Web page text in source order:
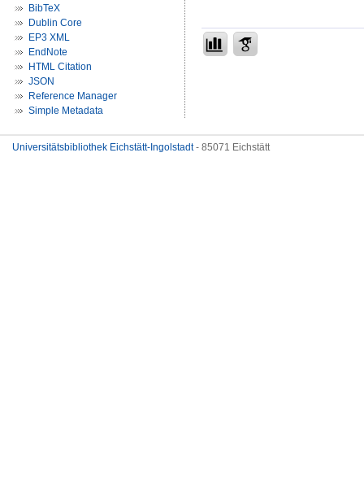
BibTeX
Dublin Core
EP3 XML
EndNote
HTML Citation
JSON
Reference Manager
Simple Metadata
Universitätsbibliothek Eichstätt-Ingolstadt- 85071 Eichstätt